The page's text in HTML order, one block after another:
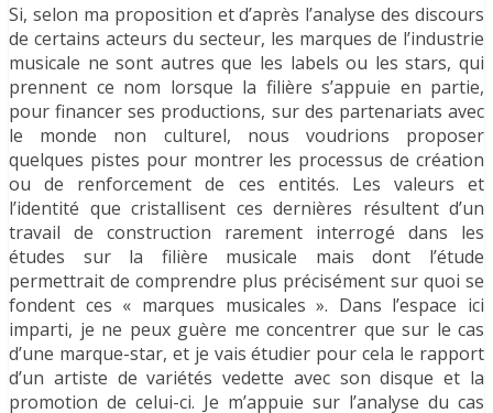
Si, selon ma proposition et d’après l’analyse des discours
de certains acteurs du secteur, les marques de l’industrie
musicale ne sont autres que les labels ou les stars, qui
prennent ce nom lorsque la filière s’appuie en partie,
pour financer ses productions, sur des partenariats avec
le monde non culturel, nous voudrions proposer
quelques pistes pour montrer les processus de création
ou de renforcement de ces entités. Les valeurs et
l’identité que cristallisent ces dernières résultent d’un
travail de construction rarement interrogé dans les
études sur la filière musicale mais dont l’étude
permettrait de comprendre plus précisément sur quoi se
fondent ces « marques musicales ». Dans l’espace ici
imparti, je ne peux guère me concentrer que sur le cas
d’une marque-star, et je vais étudier pour cela le rapport
d’un artiste de variétés vedette avec son disque et la
promotion de celui-ci. Je m’appuie sur l’analyse du cas